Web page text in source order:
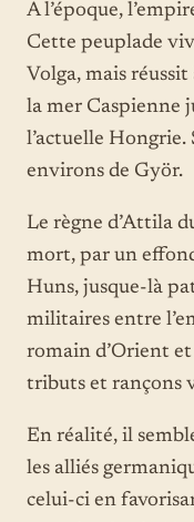
A l’époque,
Cette peuplade
Volga, mais
la mer Caspienne
l’actuelle Hongrie.
environs de Györ.
Le règne d’Attila
mort, par un
Huns, jusque-là
militaires entre
romain d’Orient
tributs et rançons
En réalité, il
les alliés
celui-ci en